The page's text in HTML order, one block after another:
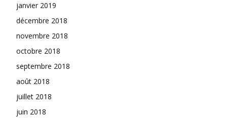
janvier 2019
décembre 2018
novembre 2018
octobre 2018
septembre 2018
août 2018
juillet 2018
juin 2018